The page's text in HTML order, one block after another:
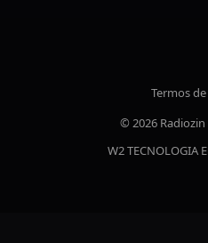
Termos
© 2026
W2 TECNOLOGIA